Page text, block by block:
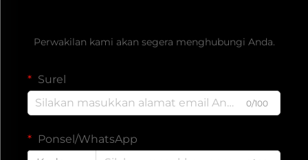
Perwakilan kami akan segera menghubungi Anda.
Surel
0/100
Ponsel/WhatsApp